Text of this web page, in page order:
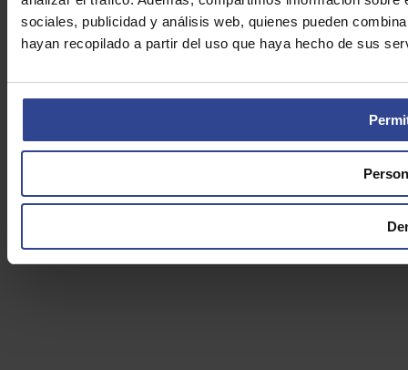
sociales, publicidad y análisis web, quienes pueden
hayan recopilado a partir del uso que haya hecho de sus